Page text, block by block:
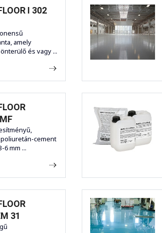
I 302
amely
és vagy ...
cement
6 mm ...
31